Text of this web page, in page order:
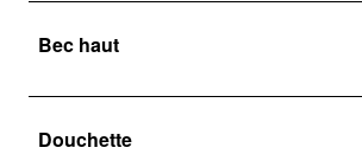
Bec haut
Douchette